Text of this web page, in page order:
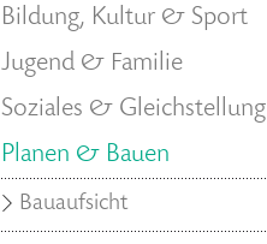
Bildung, Kultur & Sport
Jugend & Familie
Soziales & Gleichstellung
Planen & Bauen
Bauaufsicht